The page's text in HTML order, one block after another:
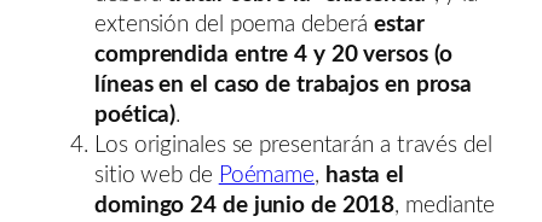
extensión del poema deberáestar
comprendida entre 4 y 20 versos (o
líneas en el caso de trabajos en prosa
poética).
Los originales se presentarán a través del
sitio web de Poémame, hasta el
domingo 24 de junio de 2018, mediante